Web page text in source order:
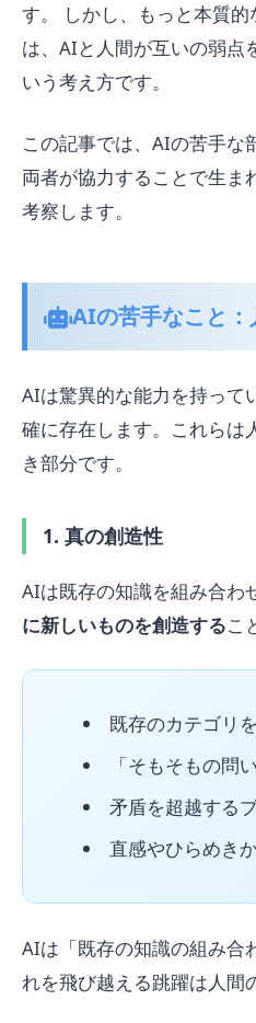
す。 しかし、もっと本質
は、AIと人間が互いの弱点
いう考え方です。
この記事では、AIの苦手な
両者が協力することで生ま
考察します。
AIの苦手なこと
AIは驚異的な能力を持って
確に存在します。これらは
き部分です。
1. 真の創造性
AIは既存の知識を組み合わ
に新しいものを創造するこ
既存のカテゴリ
「そもそもの問
矛盾を超越する
直感やひらめき
AIは「既存の知識の組み合
れを飛び越える跳躍は人間